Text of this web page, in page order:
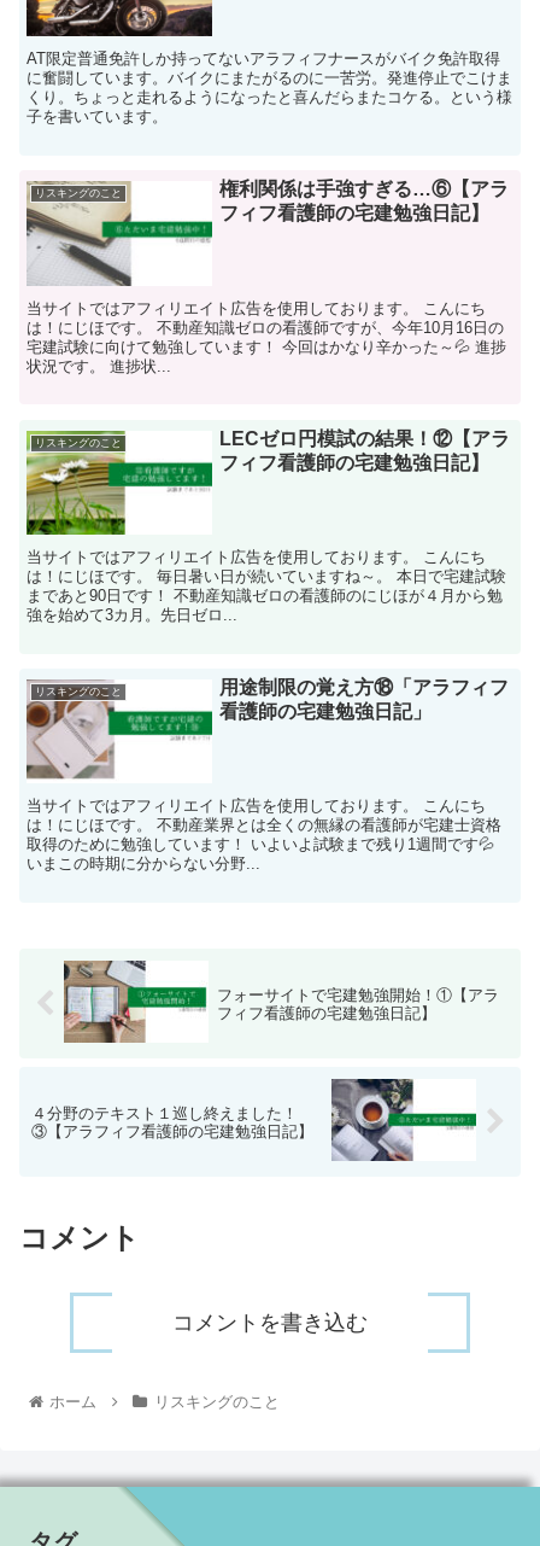
AT限定普通免許しか持ってないアラフィフナースがバイク免許取得
に奮闘しています。バイクにまたがるのに一苦労。発進停止でこけま
くり。ちょっと走れるようになったと喜んだらまたコケる。という様
子を書いています。
リスキングのこと
権利関係は手強すぎる…⑥【アラ
フィフ看護師の宅建勉強日記】
当サイトではアフィリエイト広告を使用しております。 こんにち
は！にじほです。 不動産知識ゼロの看護師ですが、今年10月16日の
宅建試験に向けて勉強しています！ 今回はかなり辛かった～💦 進捗
状況です。 進捗状...
リスキングのこと
LECゼロ円模試の結果！⑫【アラ
フィフ看護師の宅建勉強日記】
当サイトではアフィリエイト広告を使用しております。 こんにち
は！にじほです。 毎日暑い日が続いていますね～。 本日で宅建試験
まであと90日です！ 不動産知識ゼロの看護師のにじほが４月から勉
強を始めて3カ月。先日ゼロ...
リスキングのこと
用途制限の覚え方⑱「アラフィフ
看護師の宅建勉強日記」
当サイトではアフィリエイト広告を使用しております。 こんにち
は！にじほです。 不動産業界とは全くの無縁の看護師が宅建士資格
取得のために勉強しています！ いよいよ試験まで残り1週間です💦
いまこの時期に分からない分野...
フォーサイトで宅建勉強開始！①【アラ
フィフ看護師の宅建勉強日記】
４分野のテキスト１巡し終えました！
③【アラフィフ看護師の宅建勉強日記】
コメント
コメントを書き込む
ホーム リスキングのこと